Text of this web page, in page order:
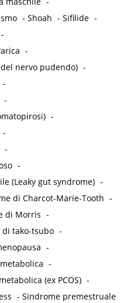
-Shoah -Sifilide -
-
-
nervo pudendo) -
-
-
-
-
-
-
(Leaky gut syndrome) -
di Charcot-Marie-Tooth -
di Morris -
di tako-tsubo -
-
-
(ex PCOS) -
-Sindrome premestruale